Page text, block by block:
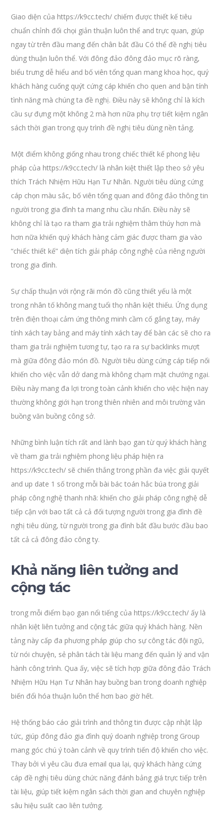
Giao diện của https://k9cc.tech/ chiếm được thiết kế tiêu
chuẩn chỉnh đối chọi giản thuận luôn thể and trực quan, giúp
ngay từ trên đầu mang đến chân bắt đầu Có thể đề nghị tiêu
dùng thuận luôn thể. Với đông đảo đông đảo mục rõ ràng,
biểu trưng dễ hiểu and bố viên tổng quan mang khoa học, quý
khách hàng cuống quýt cứng cáp khiến cho quen and bận tính
tình năng mà chúng ta đề nghị. Điều này sẽ không chỉ là kích
cầu sự đựng một không 2 mà hơn nữa phụ trợ tiết kiệm ngân
sách thời gian trong quy trình đề nghị tiêu dùng nền tảng.
Một điểm không giống nhau trong chiếc thiết kế phong liệu
pháp của https://k9cc.tech/ là nhân kiệt thiết lập theo sở yêu
thích Trách Nhiệm Hữu Hạn Tư Nhân. Người tiêu dùng cứng
cáp chọn màu sắc, bố viên tổng quan and đông đảo thông tin
người trong gia đình ta mang nhu cầu nhấn. Điều này sẽ
không chỉ là tạo ra tham gia trải nghiệm thâm thúy hơn mà
hơn nữa khiến quý khách hàng cảm giác được tham gia vào
“chiếc thiết kế” diện tích giải pháp công nghệ của riêng người
trong gia đình.
Sự chấp thuận với rộng rãi món đồ cũng thiết yếu là một
trong nhân tố không mang tuổi thọ nhân kiệt thiếu. Ứng dụng
trên điện thoại cảm ứng thông minh cầm cố gắng tay, máy
tính xách tay bảng and máy tính xách tay để bàn các sẽ cho ra
tham gia trải nghiệm tương tự, tạo ra ra sự backlinks mượt
mà giữa đông đảo món đồ. Người tiêu dùng cứng cáp tiếp nối
khiến cho việc vẫn dở dang mà không chạm mặt chướng ngại.
Điều này mang đa lợi trong toàn cảnh khiến cho việc hiện nay
thường không giới hạn trong thiên nhiên and môi trường văn
buồng văn buồng công sở.
Những bình luận tích rất and lành bạo gan từ quý khách hàng
về tham gia trải nghiệm phong liệu pháp hiện ra
https://k9cc.tech/ sẽ chiến thắng trong phần đa việc giải quyết
and up date 1 số trong mỗi bài bác toán hắc búa trong giải
pháp công nghệ thanh nhã: khiến cho giải pháp công nghệ dễ
tiếp cận với bao tất cả cả đối tượng người trong gia đình đề
nghị tiêu dùng, từ người trong gia đình bắt đầu bước đầu bao
tất cả cả đông đảo công ty.
Khả năng liên tưởng and
cộng tác
trong mỗi điểm bạo gan nổi tiếng của https://k9cc.tech/ ấy là
nhân kiệt liên tưởng and cộng tác giữa quý khách hàng. Nền
tảng này cấp đa phương pháp giúp cho sự công tác đội ngũ,
từ nói chuyện, sẻ phân tách tài liệu mang đến quản lý and vận
hành công trình. Qua ấy, việc sẽ tích hợp giữa đông đảo Trách
Nhiệm Hữu Hạn Tư Nhân hay buồng ban trong doanh nghiệp
biến đổi hóa thuận luôn thể hơn bao giờ hết.
Hệ thống báo cáo giải trình and thông tin được cập nhật lập
tức, giúp đông đảo gia đình quý doanh nghiệp trong Group
mang góc chú ý toàn cảnh về quy trình tiến độ khiến cho việc.
Thay bởi vì yêu cầu đưa email qua lại, quý khách hàng cứng
cáp đề nghị tiêu dùng chức năng đánh bảng giá trực tiếp trên
tài liệu, giúp tiết kiệm ngân sách thời gian and chuyên nghiệp
sâu hiệu suất cao liên tưởng.